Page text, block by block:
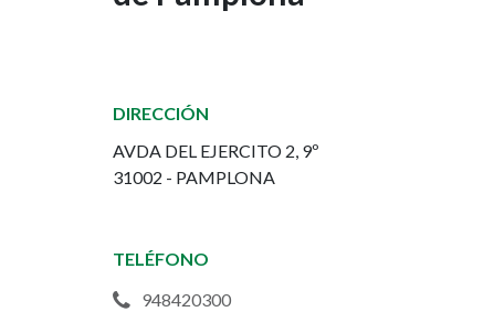
y
Obras
del
Ayuntamiento
de
DIRECCIÓN
AVDA DEL EJERCITO 2, 9º
31002 - PAMPLONA
TELÉFONO
948420300